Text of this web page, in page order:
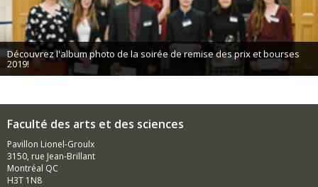
Découvrez l'album photo de la soirée de remise des prix et bourses
2019!
Faculté des arts et des sciences
Pavillon Lionel-Groulx
3150, rue Jean-Brillant
Montréal QC
H3T 1N8